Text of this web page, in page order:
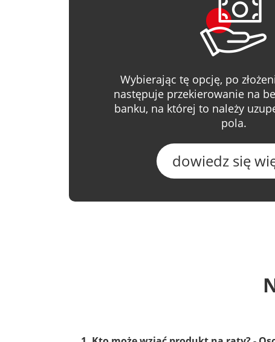
Wybierając tę opcję, po
następuje przekierowanie na
banku, na której to należy
pola.
dowiedz się